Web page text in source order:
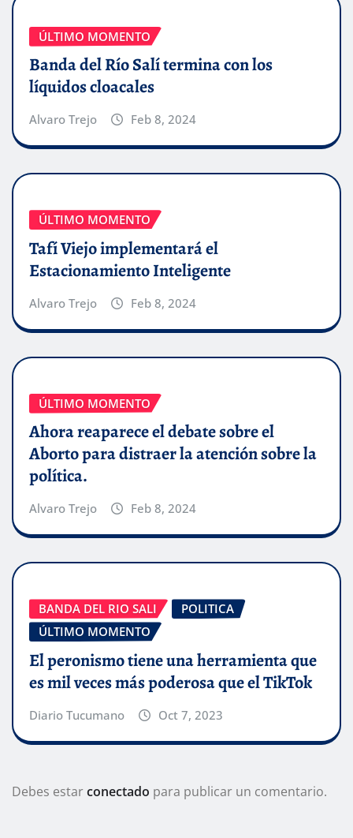
ÚLTIMO MOMENTO
Banda del Río Salí termina con los
líquidos cloacales
Alvaro Trejo Feb 8, 2024
ÚLTIMO MOMENTO
Tafí Viejo implementará el
Estacionamiento Inteligente
Alvaro Trejo Feb 8, 2024
ÚLTIMO MOMENTO
Ahora reaparece el debate sobre el
Aborto para distraer la atención sobre la
política.
Alvaro Trejo Feb 8, 2024
BANDA DEL RIO SALI
POLITICA
ÚLTIMO MOMENTO
El peronismo tiene una herramienta que
es mil veces más poderosa que el TikTok
Diario Tucumano Oct 7, 2023
Debes estarconectado para publicar un comentario.